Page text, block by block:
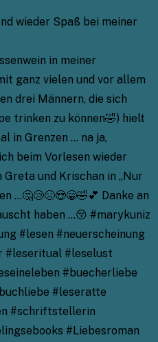
wieder Spaß bei meiner
in meiner
ganz vielen und vor allem
drei Männern, die sich
trinken zu können🤣) hielt
in Grenzen … na ja,
beim Vorlesen wieder
und Krischan in „Nur
…🤔😢😣😍😁🤣💕 Danke an
haben …😚 #marykuniz
#lesen #neuerscheinung
#leseritual #leselust
#buecherliebe
#leseratte
#schriftstellerin
#Liebesroman